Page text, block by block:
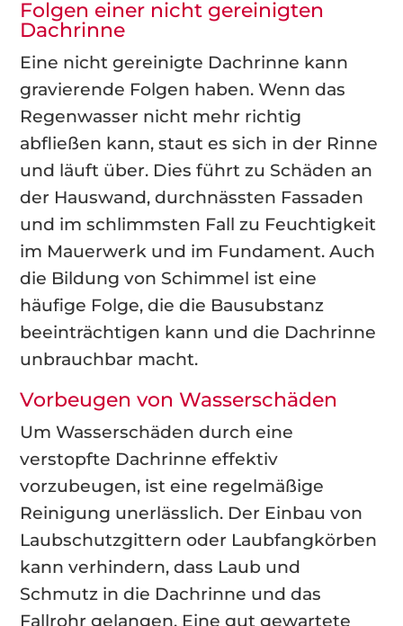
Folgen einer nicht gereinigten
Dachrinne
Eine nicht gereinigte Dachrinne kann
gravierende Folgen haben. Wenn das
Regenwasser nicht mehr richtig
abfließen kann, staut es sich in der Rinne
und läuft über. Dies führt zu Schäden an
der Hauswand, durchnässten Fassaden
und im schlimmsten Fall zu Feuchtigkeit
im Mauerwerk und im Fundament. Auch
die Bildung von Schimmel ist eine
häufige Folge, die die Bausubstanz
beeinträchtigen kann und die Dachrinne
unbrauchbar macht.
Vorbeugen von Wasserschäden
Um Wasserschäden durch eine
verstopfte Dachrinne effektiv
vorzubeugen, ist eine regelmäßige
Reinigung unerlässlich. Der Einbau von
Laubschutzgittern oder Laubfangkörben
kann verhindern, dass Laub und
Schmutz in die Dachrinne und das
Fallrohr gelangen. Eine gut gewartete